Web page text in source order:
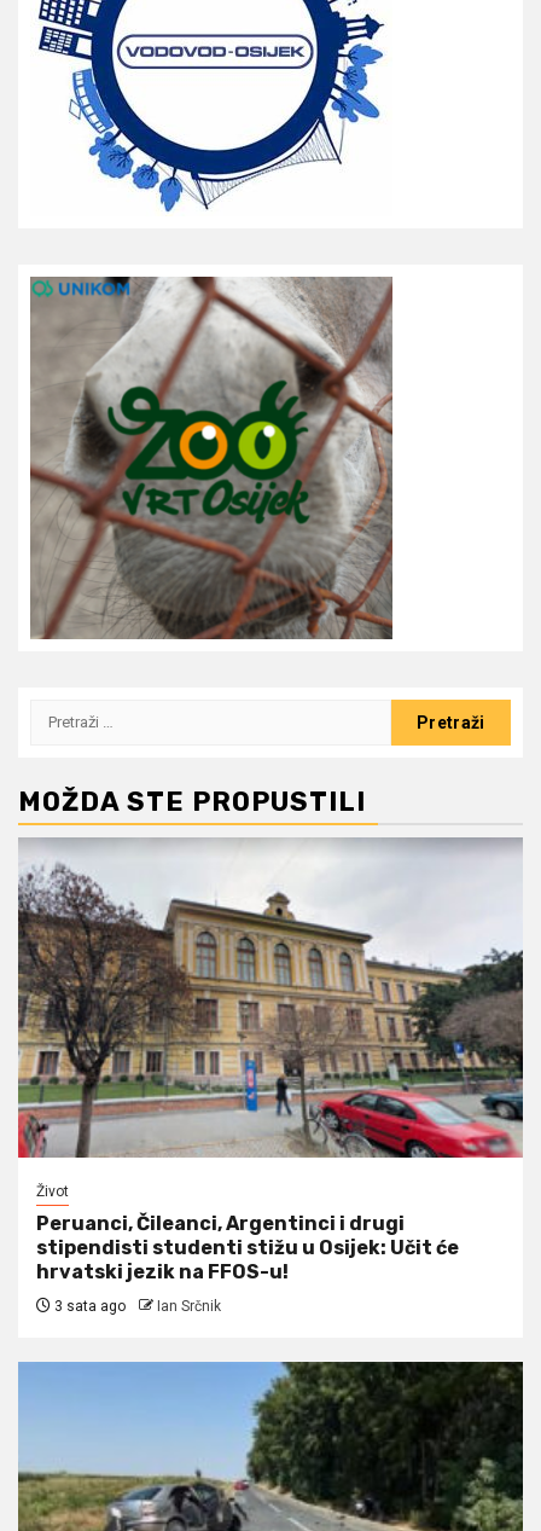
Pretraži:
MOŽDA STE PROPUSTILI
Život
Peruanci, Čileanci, Argentinci i drugi
stipendisti studenti stižu u Osijek: Učit će
hrvatski jezik na FFOS-u!
3 sata ago Ian Srčnik